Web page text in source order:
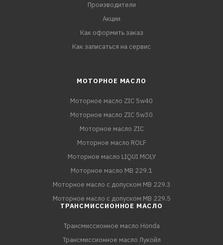
Производители
Акции
Как оформить заказ
Как записаться на сервис
МОТОРНОЕ МАСЛО
Моторное масло ZIC 5w40
Моторное масло ZIC 5w30
Моторное масло ZIC
Моторное масло ROLF
Моторное масло LIQUI MOLY
Моторное масло MB 229.1
Моторное масло с допуском MB 229.3
Моторное масло с допуском MB 229.5
ТРАНСМИССИОННОЕ МАСЛО
Трансмиссионное масло Honda
Трансмиссионное масло Лукойл